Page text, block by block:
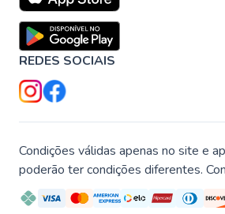
REDES SOCIAIS
Condições válidas apenas no site e
poderão ter condições diferentes.